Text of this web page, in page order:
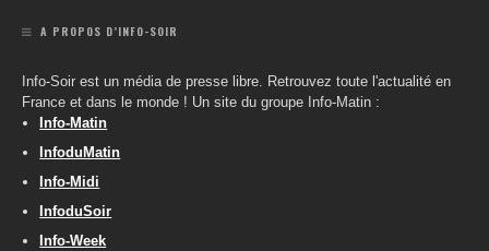
A PROPOS D’INFO-SOIR
Info-Soir est un média de presse libre. Retrouvez toute l'actualité en
France et dans le monde ! Un site du groupe Info-Matin :
Info-Matin
InfoduMatin
Info-Midi
InfoduSoir
Info-Week